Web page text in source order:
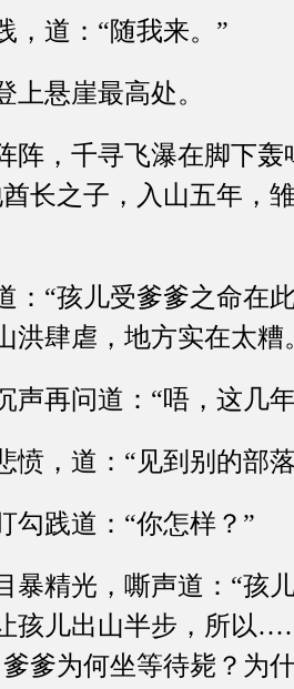
道：“随我来。”
悬崖最高处。
，千寻飞瀑在脚下轰
长之子，入山五年，
“孩儿受爹爹之命在此
洪肆虐，地方实在太糟
再问道：“唔，这几年
，道：“见到别的部
践道：“你怎样？”
精光，嘶声道：“孩儿
孩儿出山半步，所以
爹为何坐等待毙？为